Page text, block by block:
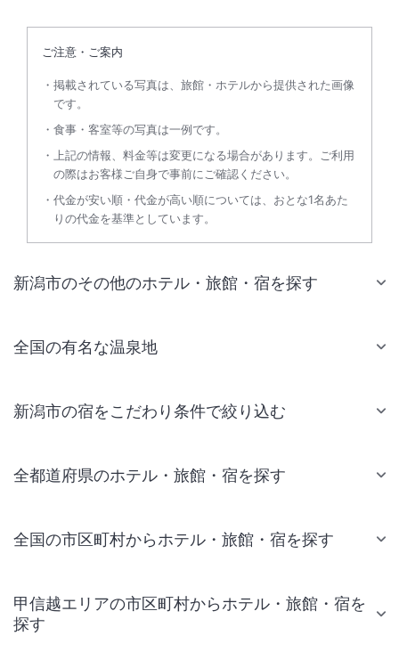
ご注意・ご案内
掲載されている写真は、旅館・ホテルから提供された画像
です。
食事・客室等の写真は一例です。
上記の情報、料金等は変更になる場合があります。ご利用
の際はお客様ご自身で事前にご確認ください。
代金が安い順・代金が高い順については、おとな1名あた
りの代金を基準としています。
新潟市のその他のホテル・旅館・宿を探す
全国の有名な温泉地
新潟市の宿をこだわり条件で絞り込む
全都道府県のホテル・旅館・宿を探す
全国の市区町村からホテル・旅館・宿を探す
甲信越エリアの市区町村からホテル・旅館・宿を
探す